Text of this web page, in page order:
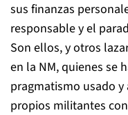
sus finanzas
responsable y el
Son ellos, y otros
en la NM, quienes se
pragmatismo usado
propios militantes